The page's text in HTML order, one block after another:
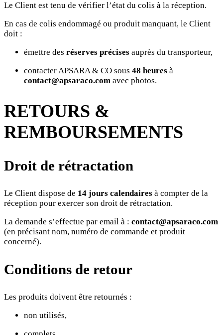
Le Client est tenu de vérifier l’état du colis à la réception.
En cas de colis endommagé ou produit manquant, le Client
doit :
émettre des réserves précises auprès du transporteur,
contacter APSARA & CO sous 48 heures à
contact@apsaraco.com avec photos.
RETOURS &
REMBOURSEMENTS
Droit de rétractation
Le Client dispose de 14 jours calendaires à compter de la
réception pour exercer son droit de rétractation.
La demande s’effectue par email à : contact@apsaraco.com
(en précisant nom, numéro de commande et produit
concerné).
Conditions de retour
Les produits doivent être retournés :
non utilisés,